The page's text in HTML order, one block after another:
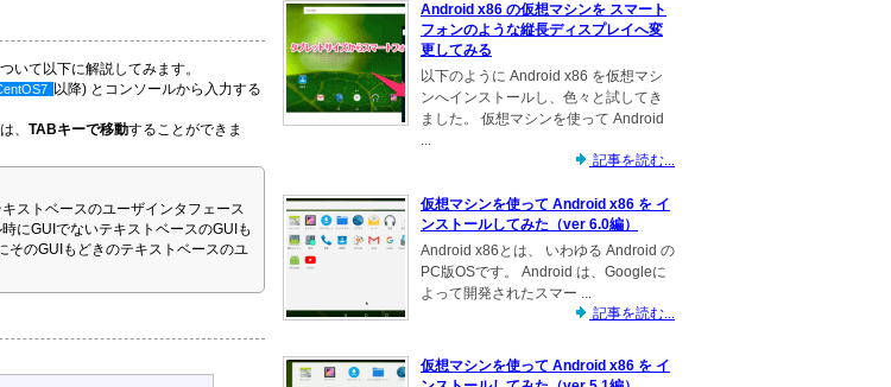
いて以下に解説してみます。
以降) とコンソールから入力する
、 TABキーで移動することができま
ストベースのユーザインタフェース
にGUIでないテキストベースのGUIも
そのGUIもどきのテキストベースのユ
Android x86 の仮想マシンを スマート
フォンのような縦長ディスプレイへ変
更してみる
以下のように Android x86 を仮想マシ
ンへインストールし、色々と試してき
ました。 仮想マシンを使って Android
記事を読む...
仮想マシンを使って Android x86 を イ
ンストールしてみた（ver 6.0編）
Android x86とは、 いわゆる Android の
PC版OSです。 Android は、Googleに
よって開発されたスマー ...
記事を読む...
仮想マシンを使って Android x86 を イ